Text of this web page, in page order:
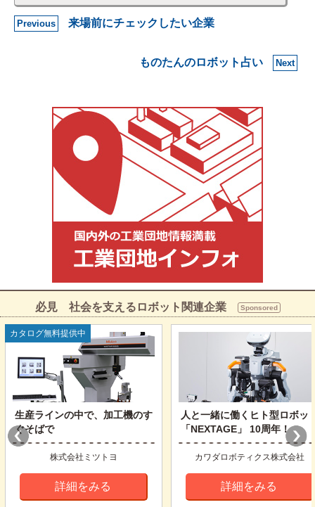
Previous 来場前にチェックしたい企業
ものたんのロボット占い Next
必見 社会を支えるロボット関連企業 Sponsored
人と一緒に働くヒト型ロボット
「NEXTAGE」 10周年！
カワダロボティクス株式会社
詳細をみる
規模の大小問わず、製造業で
自動化を実現
ユニバーサルロボット
詳細をみる
カタログ無料提供中